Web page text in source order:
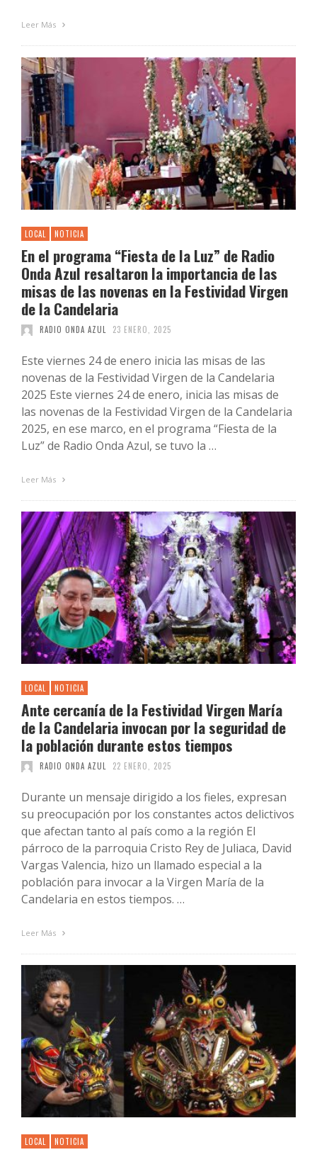
Leer Más
LOCAL NOTICIA
En el programa “Fiesta de la Luz” de Radio
Onda Azul resaltaron la importancia de las
misas de las novenas en la Festividad Virgen
de la Candelaria
RADIO ONDA AZUL 23 ENERO, 2025
Este viernes 24 de enero inicia las misas de las
novenas de la Festividad Virgen de la Candelaria
2025 Este viernes 24 de enero, inicia las misas de
las novenas de la Festividad Virgen de la Candelaria
2025, en ese marco, en el programa “Fiesta de la
Luz” de Radio Onda Azul, se tuvo la …
Leer Más
LOCAL NOTICIA
Ante cercanía de la Festividad Virgen María
de la Candelaria invocan por la seguridad de
la población durante estos tiempos
RADIO ONDA AZUL 22 ENERO, 2025
Durante un mensaje dirigido a los fieles, expresan
su preocupación por los constantes actos delictivos
que afectan tanto al país como a la región El
párroco de la parroquia Cristo Rey de Juliaca, David
Vargas Valencia, hizo un llamado especial a la
población para invocar a la Virgen María de la
Candelaria en estos tiempos. …
Leer Más
LOCAL NOTICIA